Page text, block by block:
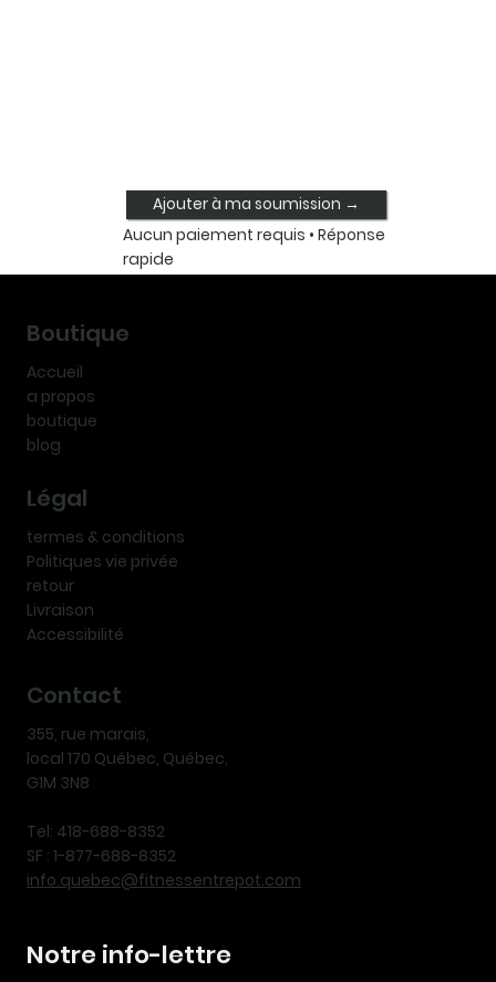
Ajouter à ma soumission →
Aucun paiement requis • Réponse
rapide
Boutique
Accueil
a propos
boutique
blog
Légal
termes & conditions
Politiques vie privée
retour
Livraison
Accessibilité
Contact
355, rue marais,
local 170 Québec, Québec,
G1M 3N8
Tel: 418-688-8352
SF : 1-877-688-8352
info.quebec@fitnessentrepot.com
Notre info-lettre